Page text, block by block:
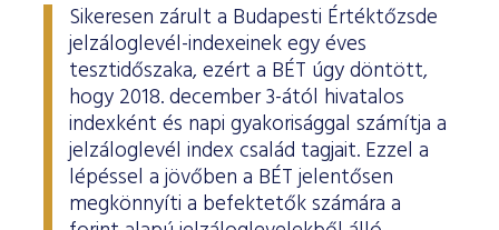
Sikeresen zárult a Budapesti Értéktőzsde
jelzáloglevél-indexeinek egy éves
tesztidőszaka, ezért a BÉT úgy döntött,
hogy 2018. december 3-ától hivatalos
indexként és napi gyakorisággal számítja a
jelzáloglevél index család tagjait. Ezzel a
lépéssel a jövőben a BÉT jelentősen
megkönnyíti a befektetők számára a